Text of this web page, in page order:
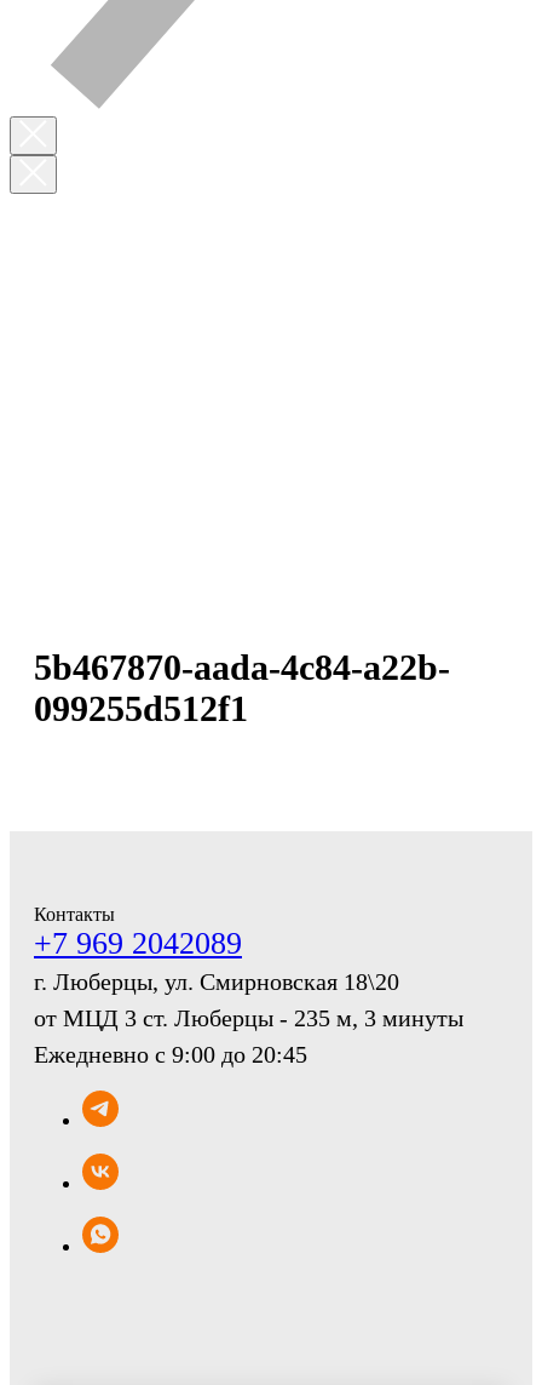
5b467870-aada-4c84-a22b-
099255d512f1
Контакты
+7 969 2042089
г. Люберцы, ул. Смирновская 18\20
от МЦД 3 ст. Люберцы - 235 м, 3 минуты
Ежедневно с 9:00 до 20:45